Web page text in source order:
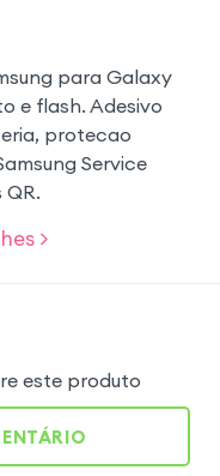
para Galaxy
e flash. Adesivo
protecao
Service
>
este produto